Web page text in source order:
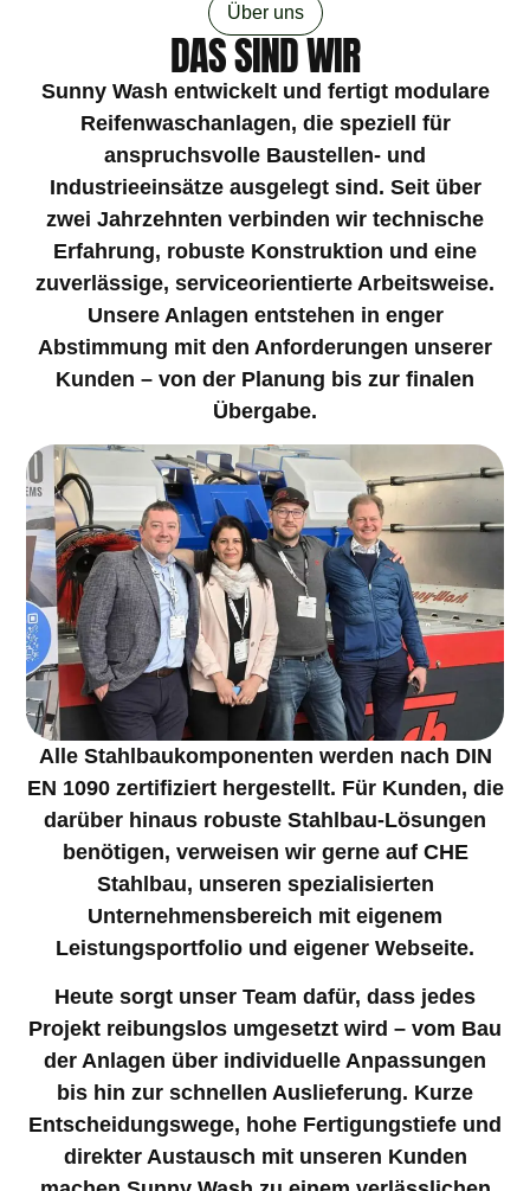
Über uns
DAS SIND WIR
Sunny Wash entwickelt und fertigt modulare
Reifenwaschanlagen, die speziell für
anspruchsvolle Baustellen- und
Industrieeinsätze ausgelegt sind. Seit über
zwei Jahrzehnten verbinden wir technische
Erfahrung, robuste Konstruktion und eine
zuverlässige, serviceorientierte Arbeitsweise.
Unsere Anlagen entstehen in enger
Abstimmung mit den Anforderungen unserer
Kunden – von der Planung bis zur finalen
Übergabe.
Alle Stahlbaukomponenten werden nach DIN
EN 1090zertifiziert hergestellt. Für Kunden, die
darüber hinaus robuste Stahlbau-Lösungen
benötigen, verweisen wir gerne auf CHE
Stahlbau, unseren spezialisierten
Unternehmensbereich mit eigenem
Leistungsportfolio und eigener Webseite.
Heute sorgt unser Team dafür, dass jedes
Projekt reibungslos umgesetzt wird – vom Bau
der Anlagen über individuelle Anpassungen
bis hin zur schnellen Auslieferung. Kurze
Entscheidungswege, hohe Fertigungstiefe und
direkter Austausch mit unseren Kunden